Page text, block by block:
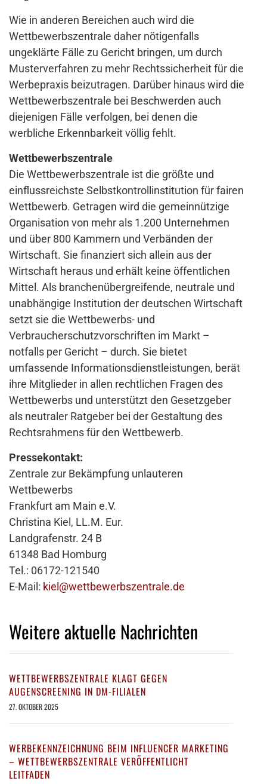
Wie in anderen Bereichen auch wird die
Wettbewerbszentrale daher nötigenfalls
ungeklärte Fälle zu Gericht bringen, um durch
Musterverfahren zu mehr Rechtssicherheit für die
Werbepraxis beizutragen. Darüber hinaus wird die
Wettbewerbszentrale bei Beschwerden auch
diejenigen Fälle verfolgen, bei denen die
werbliche Erkennbarkeit völlig fehlt.
Wettbewerbszentrale
Die Wettbewerbszentrale ist die größte und
einflussreichste Selbstkontrollinstitution für fairen
Wettbewerb. Getragen wird die gemeinnützige
Organisation von mehr als 1.200 Unternehmen
und über 800 Kammern und Verbänden der
Wirtschaft. Sie finanziert sich allein aus der
Wirtschaft heraus und erhält keine öffentlichen
Mittel. Als branchenübergreifende, neutrale und
unabhängige Institution der deutschen Wirtschaft
setzt sie die Wettbewerbs- und
Verbraucherschutzvorschriften im Markt –
notfalls per Gericht – durch. Sie bietet
umfassende Informationsdienstleistungen, berät
ihre Mitglieder in allen rechtlichen Fragen des
Wettbewerbs und unterstützt den Gesetzgeber
als neutraler Ratgeber bei der Gestaltung des
Rechtsrahmens für den Wettbewerb.
Pressekontakt:
Zentrale zur Bekämpfung unlauteren
Wettbewerbs
Frankfurt am Main e.V.
Christina Kiel, LL.M. Eur.
Landgrafenstr. 24 B
61348 Bad Homburg
Tel.: 06172-121540
E-Mail: kiel@wettbewerbszentrale.de
Weitere aktuelle Nachrichten
WETTBEWERBSZENTRALE KLAGT GEGEN
AUGENSCREENING IN DM-FILIALEN
27. OKTOBER 2025
WERBEKENNZEICHNUNG BEIM INFLUENCER MARKETING
– WETTBEWERBSZENTRALE VERÖFFENTLICHT
LEITFADEN